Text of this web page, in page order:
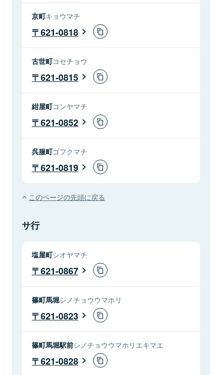
京町キョウマチ
621-0818
古世町コセチョウ
621-0815
紺屋町コンヤマチ
621-0852
呉服町ゴフクマチ
621-0819
このページの先頭に戻る
サ行
塩屋町シオヤマチ
621-0867
篠町馬堀シノチョウウマホリ
621-0823
篠町馬堀駅前シノチョウウマホリエキマエ
621-0828